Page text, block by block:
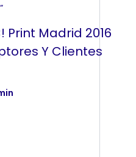
Print Madrid 2016
Y Clientes